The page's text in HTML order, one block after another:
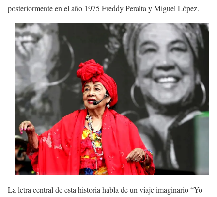
posteriormente en el año 1975 Freddy Peralta y Miguel López.
La letra central de esta historia habla de un viaje imaginario “Yo